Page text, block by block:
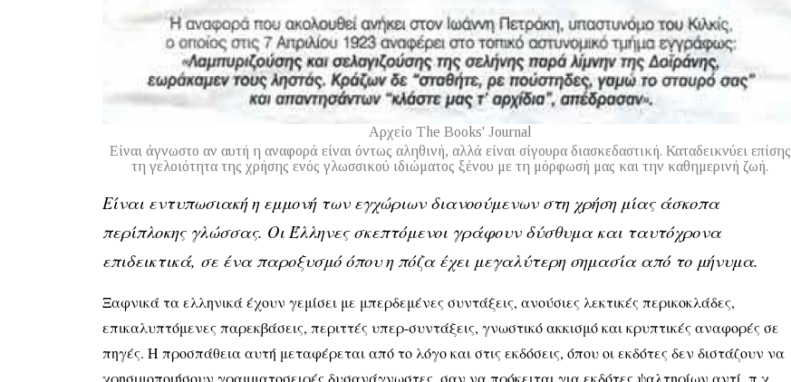
Αρχείο The Books' Journal
Είναι άγνωστο αν αυτή η αναφορά είναι όντως αληθινή, αλλά είναι σίγουρα διασκεδαστική. Καταδεικνύει επίσης
τη γελοιότητα της χρήσης ενός γλωσσικού ιδιώματος ξένου με τη μόρφωσή μας και την καθημερινή ζωή.
Είναι εντυπωσιακή η εμμονή των εγχώριων διανοούμενων στη χρήση μίας άσκοπα
περίπλοκης γλώσσας. Οι Έλληνες σκεπτόμενοι γράφουν δύσθυμα και ταυτόχρονα
επιδεικτικά, σε ένα παροξυσμό όπου η πόζα έχει μεγαλύτερη σημασία από το μήνυμα.
Ξαφνικά τα ελληνικά έχουν γεμίσει με μπερδεμένες συντάξεις, ανούσιες λεκτικές περικοκλάδες,
επικαλυπτόμενες παρεκβάσεις, περιττές υπερ-συντάξεις, γνωστικό ακκισμό και κρυπτικές αναφορές σε
πηγές. Η προσπάθεια αυτή μεταφέρεται από το λόγο και στις εκδόσεις, όπου οι εκδότες δεν διστάζουν να